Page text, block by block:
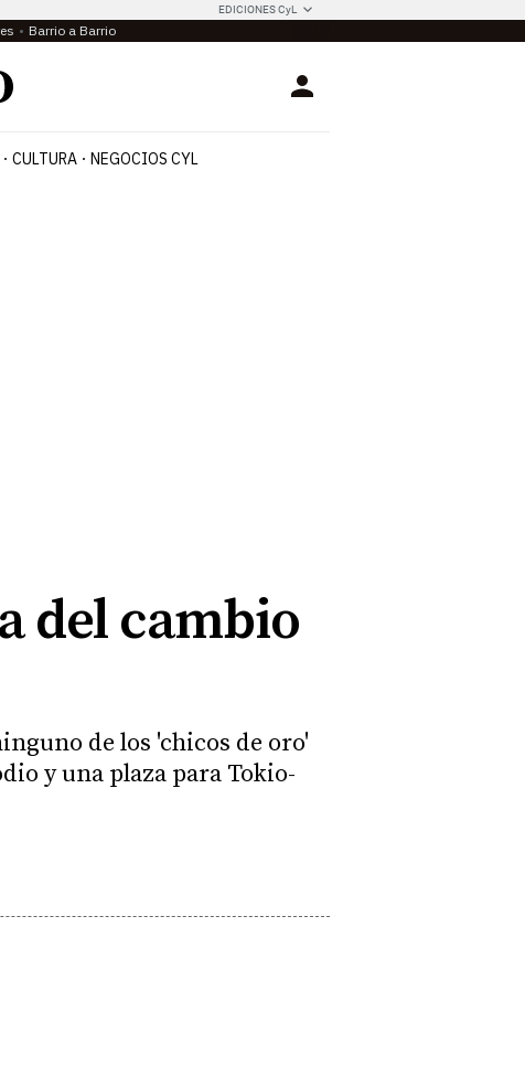
EDICIONES CyL
Barrio a Barrio
Login
CULTURA NEGOCIOS CYL
del cambio
de los 'chicos de oro'
y una plaza para Tokio-